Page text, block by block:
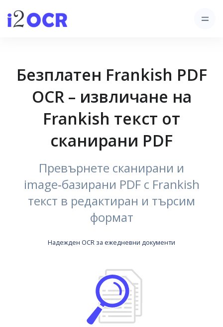
Безплатен Frankish PDF
OCR – извличане на
Frankish текст от
сканирани PDF
Превърнете сканирани и
image‑базирани PDF с Frankish
текст в редактиран и търсим
формат
Надежден OCR за ежедневни документи